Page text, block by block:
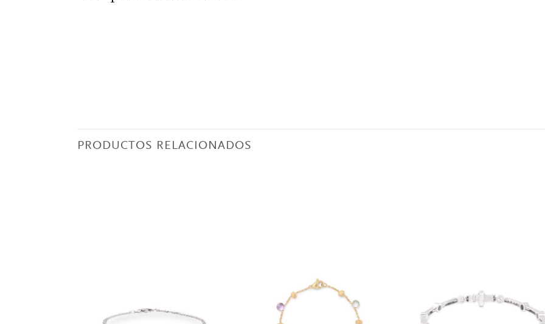
PRODUCTOS RELACIONADOS